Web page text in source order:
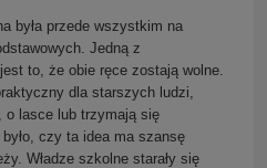
była przede wszystkim na
Jedną z
to, że obie ręce zostają wolne.
dla starszych ludzi,
o lasce lub trzymają się
czy ta idea ma szansę
Władze szkolne starały się